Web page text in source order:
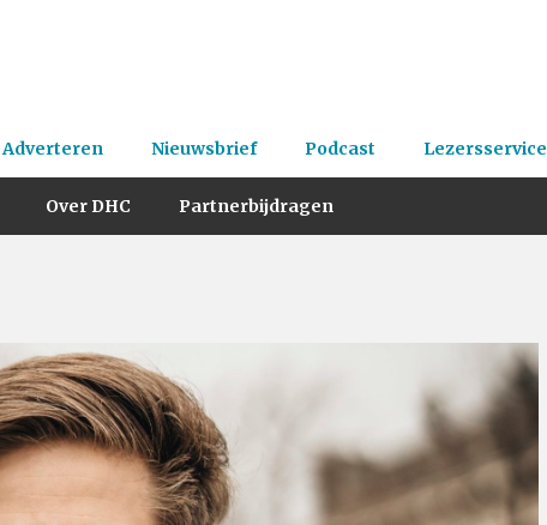
Adverteren Nieuwsbrief Podcast Lezersservice
Over DHC Partnerbijdragen